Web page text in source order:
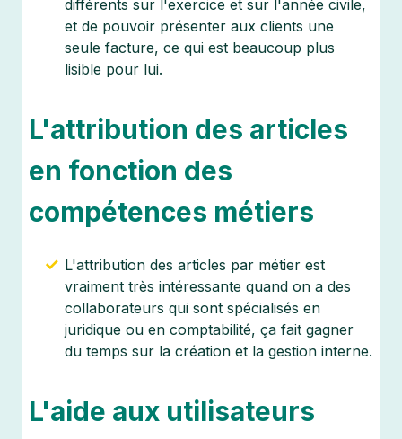
différents sur l'exercice et sur l'année civile,
et de pouvoir présenter aux clients une
seule facture, ce qui est beaucoup plus
lisible pour lui.
L'attribution des articles
en fonction des
compétences métiers
L'attribution des articles par métier est
vraiment très intéressante quand on a des
collaborateurs qui sont spécialisés en
juridique ou en comptabilité, ça fait gagner
du temps sur la création et la gestion interne.
L'aide aux utilisateurs